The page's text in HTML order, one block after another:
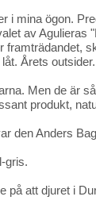
i mina ögon.
av Agulieras
framträdandet,
Årets outsider.
Men de är
produkt,
den Anders
gris.
på att djuret i